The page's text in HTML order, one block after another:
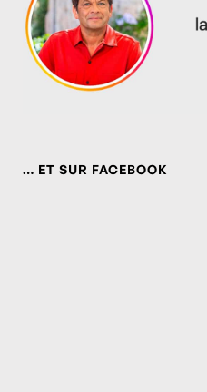
… ET SUR FACEBOOK